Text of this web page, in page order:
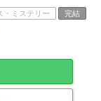
・ミステリー 完結